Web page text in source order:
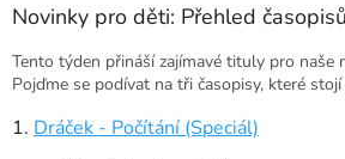
Novinky pro děti: Přehled
Tento týden přináší zajímavé tituly pro naše
Pojďme se podívat na tři časopisy, které
1. Dráček - Počítání (Speciál)